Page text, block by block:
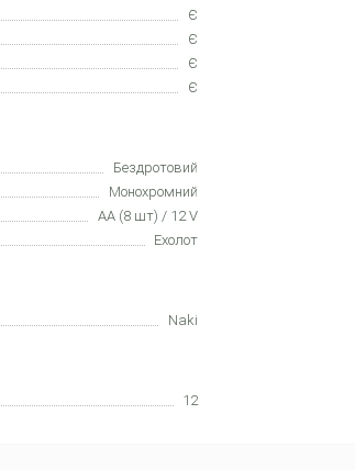
Є
Є
Є
Є
Бездротовий
Монохромний
АА (8 шт) / 12 V
Еxолот
Naki
12